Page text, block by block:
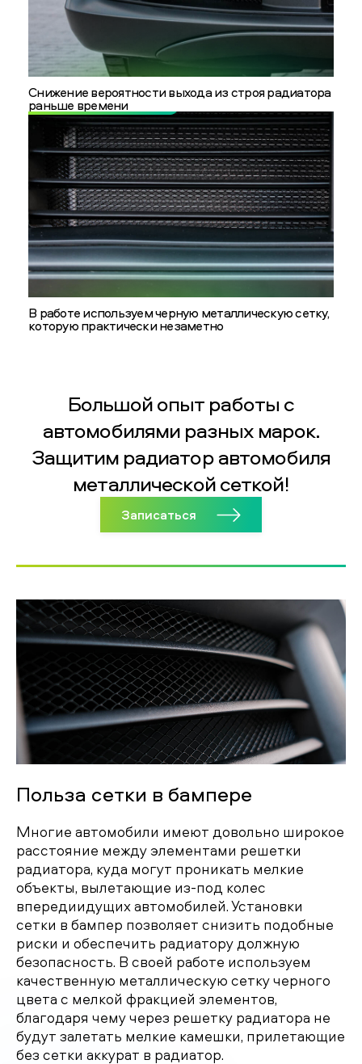
Снижение вероятности выхода из строя радиатора
раньше времени
В работе используем черную металлическую сетку,
которую практически незаметно
Большой опыт работы с
автомобилями разных марок.
Защитим радиатор автомобиля
металлической сеткой!
Записаться
Польза сетки в бампере
Многие автомобили имеют довольно широкое
расстояние между элементами решетки
радиатора, куда могут проникать мелкие
объекты, вылетающие из-под колес
впередиидущих автомобилей. Установки
сетки в бампер позволяет снизить подобные
риски и обеспечить радиатору должную
безопасность. В своей работе используем
качественную металлическую сетку черного
цвета с мелкой фракцией элементов,
благодаря чему через решетку радиатора не
будут залетать мелкие камешки, прилетающие
без сетки аккурат в радиатор.